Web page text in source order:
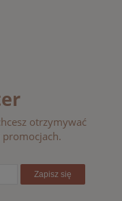
otrzymywać
Zapisz się